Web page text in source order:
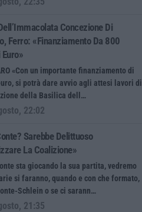
Concezione Di
Ferro: «finanziamento Da 800
«Con un importante finanziamento di
si potrà dare avvio agli attesi lavori di
della Basilica dell…
22:02
Sarebbe Delittuoso
La Coalizione»
sta giocando la sua partita, vedremo
si faranno, quando e con che formato,
Schlein o se ci sarann…
21:35